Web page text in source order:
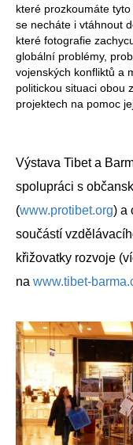
které prozkoumáte
se necháte i vtáhnout
které fotografie
globální problémy,
vojenských konfliktů a
politickou situaci obou
projektech na pomoc
Výstava Tibet a
spolupráci s
(www.protibet.org) a
součástí
křižovatky rozvoje
na www.tibet-